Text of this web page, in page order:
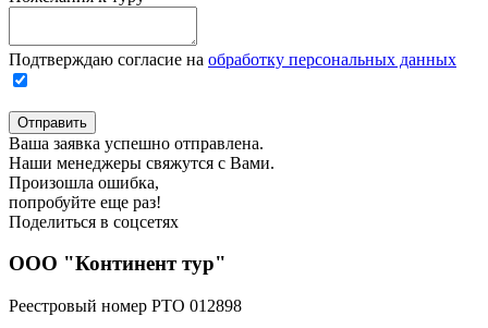
Подтверждаю согласие на обработку персональных данных
Отправить
Ваша заявка успешно отправлена.
Наши менеджеры свяжутся с Вами.
Произошла ошибка,
попробуйте еще раз!
Поделиться в соцсетях
ООО "Континент тур"
Реестровый номер РТО 012898